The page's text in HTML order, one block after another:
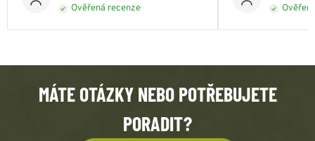
Ověřená recenze
MÁTE OTÁZKY NEBO POTŘEBUJETE
PORADIT?